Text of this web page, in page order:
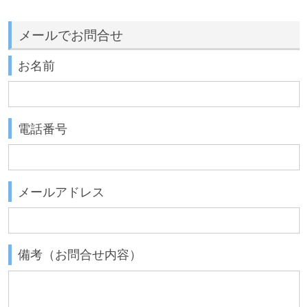
メールでお問合せ
お名前
電話番号
メールアドレス
備考（お問合せ内容）